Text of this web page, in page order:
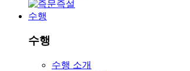
수행
수행
수행 소개